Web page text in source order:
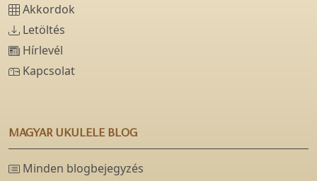
Akkordok
Letöltés
Hírlevél
Kapcsolat
MAGYAR UKULELE BLOG
Minden blogbejegyzés